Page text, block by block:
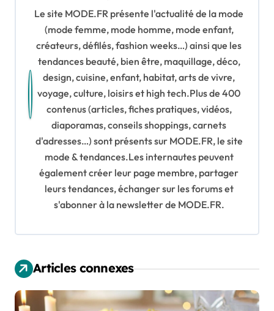
’
a
r
Le site MODE.FR présente l'actualité de la mode
(mode femme, mode homme, mode enfant,
créateurs, défilés, fashion weeks…) ainsi que les
tendances beauté, bien être, maquillage, déco,
design, cuisine, enfant, habitat, arts de vivre,
voyage, culture, loisirs et high tech.Plus de 400
contenus (articles, fiches pratiques, vidéos,
diaporamas, conseils shoppings, carnets
d'adresses…) sont présents sur MODE.FR, le site
mode & tendances.Les internautes peuvent
également créer leur page membre, partager
leurs tendances, échanger sur les forums et
s'abonner à la newsletter de MODE.FR.
Articles connexes